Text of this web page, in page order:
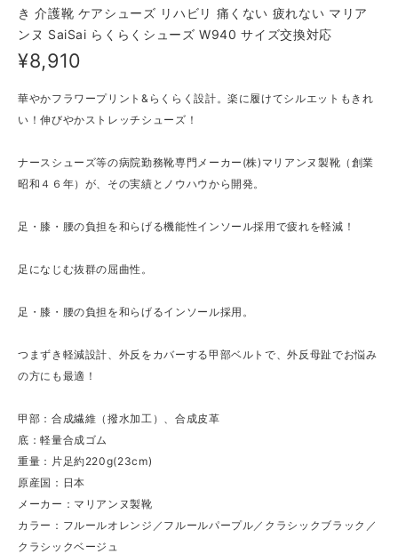
き 介護靴 ケアシューズ リハビリ 痛くない 疲れない マリア
ンヌ SaiSai らくらくシューズ W940 サイズ交換対応
¥8,910
華やかフラワープリント&らくらく設計。楽に履けてシルエットもきれ
い！伸びやかストレッチシューズ！
ナースシューズ等の病院勤務靴専門メーカー(株)マリアンヌ製靴（創業
昭和４６年）が、その実績とノウハウから開発。
足・膝・腰の負担を和らげる機能性インソール採用で疲れを軽減！
足になじむ抜群の屈曲性。
足・膝・腰の負担を和らげるインソール採用。
つまずき軽減設計、外反をカバーする甲部ベルトで、外反母趾でお悩み
の方にも最適！
甲部：合成繊維（撥水加工）、合成皮革
底：軽量合成ゴム
重量：片足約220g(23cm)
原産国：日本
メーカー：マリアンヌ製靴
カラー：フルールオレンジ／フルールパープル／クラシックブラック／
クラシックベージュ